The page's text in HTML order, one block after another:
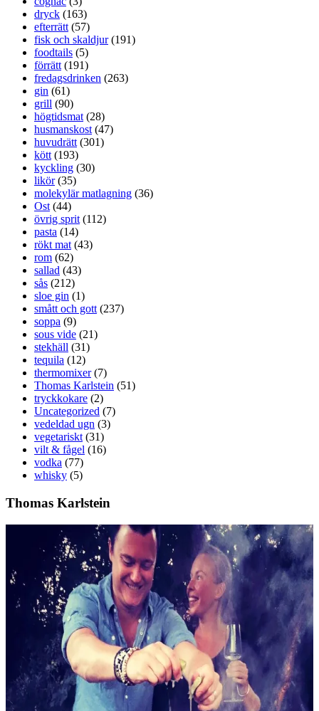
dryck (163)
efterrätt (57)
fisk och skaldjur(191)
foodtails (5)
förrätt (191)
fredagsdrinken (263)
gin (61)
grill (90)
högtidsmat (28)
husmanskost (47)
huvudrätt (301)
kött (193)
kyckling (30)
likör(35)
molekylär matlagning (36)
Ost (44)
övrig sprit (112)
pasta (14)
rökt mat (43)
rom (62)
sallad (43)
sås (212)
sloe gin (1)
smått och gott (237)
soppa (9)
sous vide (21)
stekhäll (31)
tequila (12)
thermomixer(7)
Thomas Karlstein (51)
tryckkokare (2)
Uncategorized (7)
vedeldad ugn (3)
vegetariskt (31)
vilt & fågel (16)
vodka (77)
whisky (5)
Thomas Karlstein